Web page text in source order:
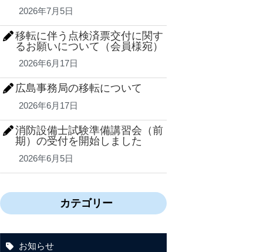
2026年7月5日
移転に伴う点検済票交付に関す
るお願いについて（会員様宛）
2026年6月17日
広島事務局の移転について
2026年6月17日
消防設備士試験準備講習会（前
期）の受付を開始しました
2026年6月5日
カテゴリー
お知らせ